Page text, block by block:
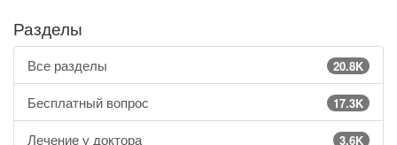
Разделы
Все разделы 20.8K
Бесплатный вопрос 17.3K
Лечение у доктора 3.6K